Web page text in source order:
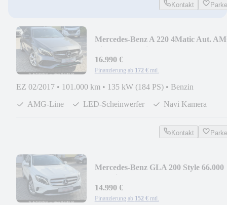
Kontakt
Mercedes-Benz A 220 4Matic Aut.
16.990 €
Finanzierung ab 172 € mtl.
EZ 02/2017 • 101.000 km • 135 kW (184 PS) • Benzin
AMG-Line
LED-Scheinwerfer Navi Kamera
Kontakt
Mercedes-Benz GLA 200 Style 66.000
14.990 €
Finanzierung ab 152 € mtl.